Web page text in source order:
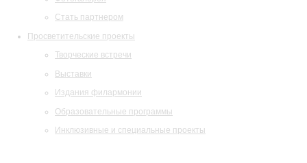
Стать партнером
Просветительские проекты
Творческие встречи
Выставки
Издания филармонии
Образовательные программы
Инклюзивные и специальные проекты